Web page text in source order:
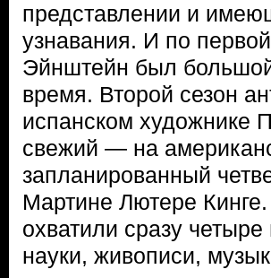
представлении и
узнавания. И по
Эйнштейн был
время. Второй сезон
испанском художнике
свежий — на
запланированный
Мартине Лютере
охватили сразу
науки, живописи,